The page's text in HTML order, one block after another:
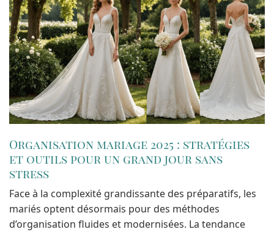
Organisation mariage 2025 : stratégies
et outils pour un grand jour sans
stress
Face à la complexité grandissante des préparatifs, les
mariés optent désormais pour des méthodes
d’organisation fluides et modernisées. La tendance